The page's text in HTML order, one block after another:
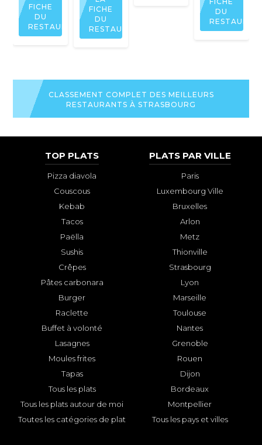
FICHE
DU
RESTAURANT
FICHE
DU
RESTAURANT
DU
CLASSEMENT COMPLET DES MEILLEURS
RESTAURANTS À STRASBOURG
TOP PLATS
Pizza diavola
Couscous
Kebab
Tacos
Paëlla
Sushis
Crêpes
Pâtes carbonara
Burger
Raclette
Buffet à volonté
Lasagnes
Moules frites
Tapas
Tous les plats
Tous les plats autour de moi
Toutes les catégories de plat
PLATS PAR VILLE
Paris
Luxembourg Ville
Bruxelles
Arlon
Metz
Thionville
Strasbourg
Lyon
Marseille
Toulouse
Nantes
Grenoble
Rouen
Dijon
Bordeaux
Montpellier
Tous les pays et villes